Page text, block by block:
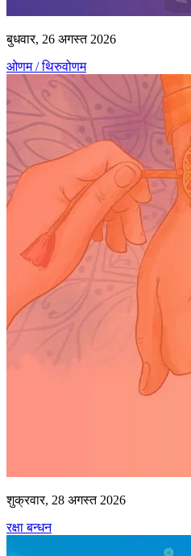
बुधवार, 26 अगस्त 2026
ओणम / थिरुवोणम
शुक्रवार, 28 अगस्त 2026
रक्षा बन्धन